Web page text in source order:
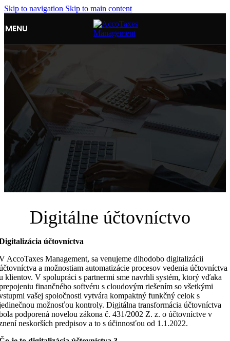
Skip to navigation Skip to main content
MENU
Digitálne účtovníctvo
účtovníctva
AccoTaxes Management, sa venujeme dlhodobo digitalizácii
a možnostiam automatizácie procesov vedenia účtovníctva
klientov. V spolupráci s partnermi sme navrhli systém, ktorý vďaka
finančného softvéru s cloudovým riešením so všetkými
vašej spoločnosti vytvára kompaktný funkčný celok s
možnosťou kontroly. Digitálna transformácia účtovníctva
podporená novelou zákona č. 431/2002 Z. z. o účtovníctve v
neskorších predpisov a to s účinnosťou od 1.1.2022.